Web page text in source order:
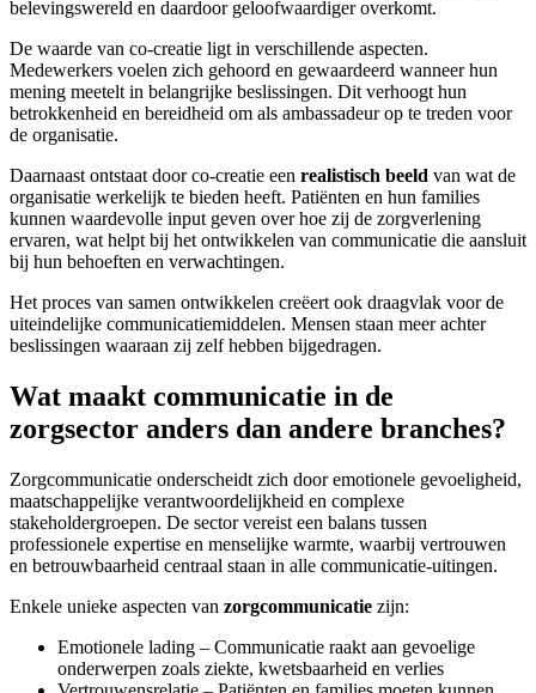
belevingswereld en daardoor geloofwaardiger overkomt.
De waarde van co-creatie ligt in verschillende aspecten.
Medewerkers voelen zich gehoord en gewaardeerd wanneer hun
mening meetelt in belangrijke beslissingen. Dit verhoogt hun
betrokkenheid en bereidheid om als ambassadeur op te treden voor
de organisatie.
Daarnaast ontstaat door co-creatie een realistisch beeld van wat de
organisatie werkelijk te bieden heeft. Patiënten en hun families
kunnen waardevolle input geven over hoe zij de zorgverlening
ervaren, wat helpt bij het ontwikkelen van communicatie die aansluit
bij hun behoeften en verwachtingen.
Het proces van samen ontwikkelen creëert ook draagvlak voor de
uiteindelijke communicatiemiddelen. Mensen staan meer achter
beslissingen waaraan zij zelf hebben bijgedragen.
Wat maakt communicatie in de
zorgsector anders dan andere branches?
Zorgcommunicatie onderscheidt zich door emotionele gevoeligheid,
maatschappelijke verantwoordelijkheid en complexe
stakeholdergroepen. De sector vereist een balans tussen
professionele expertise en menselijke warmte, waarbij vertrouwen
en betrouwbaarheid centraal staan in alle communicatie-uitingen.
Enkele unieke aspecten van zorgcommunicatie zijn:
Emotionele lading – Communicatie raakt aan gevoelige
onderwerpen zoals ziekte, kwetsbaarheid en verlies